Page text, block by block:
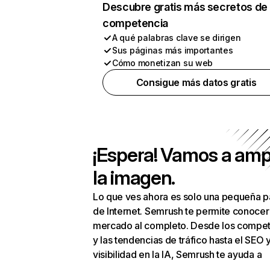
Descubre gratis más secretos de
competencia
A qué palabras clave se dirigen
Sus páginas más importantes
Cómo monetizan su web
Consigue más datos gratis
¡Espera! Vamos a
la imagen.
Lo que ves ahora es solo una pequeña
de Internet. Semrush te permite
mercado al completo. Desde los
y las tendencias de tráfico hasta el SEO
visibilidad en la IA, Semrush te ayuda a